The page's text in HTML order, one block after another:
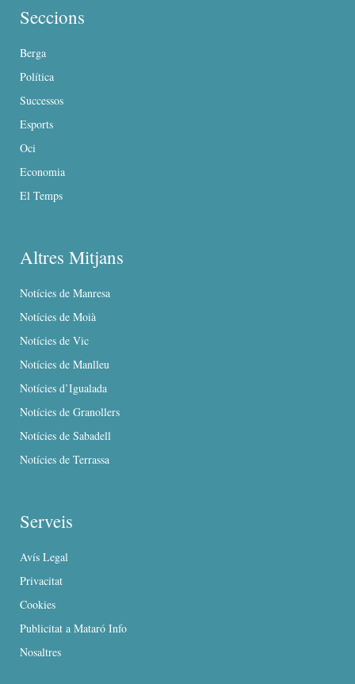
Seccions
Berga
Política
Successos
Esports
Oci
Economia
El Temps
Altres Mitjans
Notícies de Manresa
Notícies de Moià
Notícies de Vic
Notícies de Manlleu
Notícies d’Igualada
Notícies de Granollers
Notícies de Sabadell
Notícies de Terrassa
Serveis
Avís Legal
Privacitat
Cookies
Publicitat a Mataró Info
Nosaltres